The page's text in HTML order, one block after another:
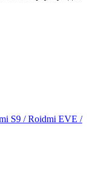
S9 / Roidmi EVE /